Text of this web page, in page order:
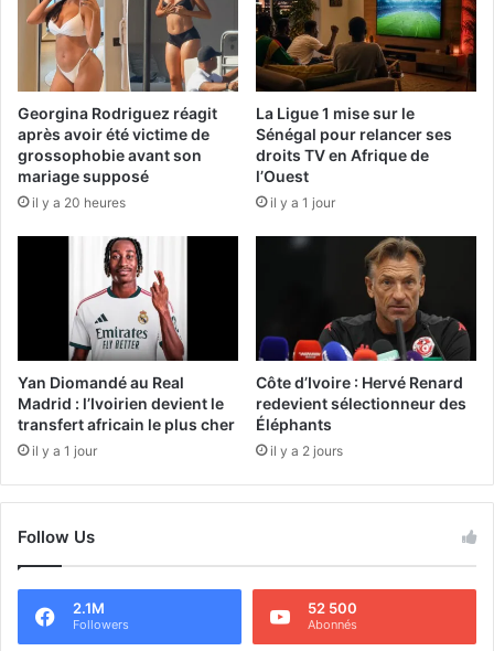
Georgina Rodriguez réagit
après avoir été victime de
grossophobie avant son
mariage supposé
il y a 20 heures
La Ligue 1 mise sur le
Sénégal pour relancer ses
droits TV en Afrique de
l’Ouest
il y a 1 jour
Yan Diomandé au Real
Madrid : l’Ivoirien devient le
transfert africain le plus cher
il y a 1 jour
Côte d’Ivoire : Hervé Renard
redevient sélectionneur des
Éléphants
il y a 2 jours
Follow Us
2.1M
Followers
52 500
Abonnés